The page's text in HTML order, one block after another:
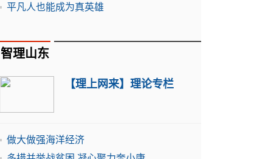
平凡人也能成为真英雄
智理山东
【理上网来】理论专栏
做大做强海洋经济